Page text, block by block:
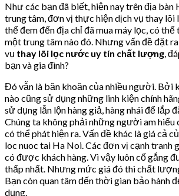
Như các bạn đã biết, hiện nay trên địa bàn
trung tâm, đơn vị thực hiện dịch vụ thay lõi
thể đem đến địa chỉ đã mua máy lọc, có
một trung tâm nào đó. Nhưng vấn đề đặt
vụ thay lõi lọc nước uy tín chất lượng,
bạn và gia đình?
Đó vẫn là băn khoăn của nhiều người. Bởi
nào cũng sử dụng những linh kiện chính
sử dụng lẫn lộn hàng giả, hàng nhái để lắp
Chúng ta không phải những người am hiểu
có thể phát hiện ra. Vấn đề khác là giá cả
loc nuoc tai Ha Noi. Các đơn vị cạnh tranh
có được khách hàng. Vì vậy luôn cố gắng
thấp nhất. Nhưng mức giá đó thì chất
Bạn còn quan tâm đến thời gian bảo hành
dụng.